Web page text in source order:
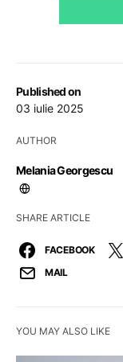
Published on
03 iulie 2025
AUTHOR
Melania Georgescu
SHARE ARTICLE
FACEBOOK
MAIL
YOU MAY ALSO LIKE